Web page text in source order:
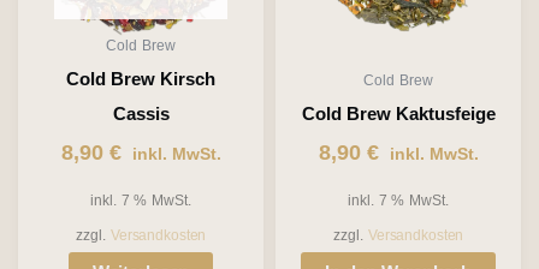
Cold Brew
Cold Brew Kirsch
Cassis
8,90 € inkl. MwSt.
inkl. 7 % MwSt.
zzgl. Versandkosten
Cold Brew
Cold Brew Kaktusfeige
8,90 € inkl. MwSt.
inkl. 7 % MwSt.
zzgl. Versandkosten